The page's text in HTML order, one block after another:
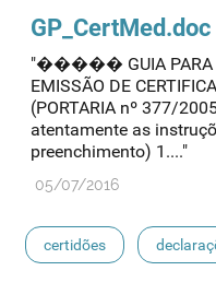
medicamentos de
GP_CertMed.doc
"����� GUIA PARA
EMISSÃO DE
(PORTARIA nº 377/
atentamente as
preenchimento) 1...."
05/07/2016
certidões